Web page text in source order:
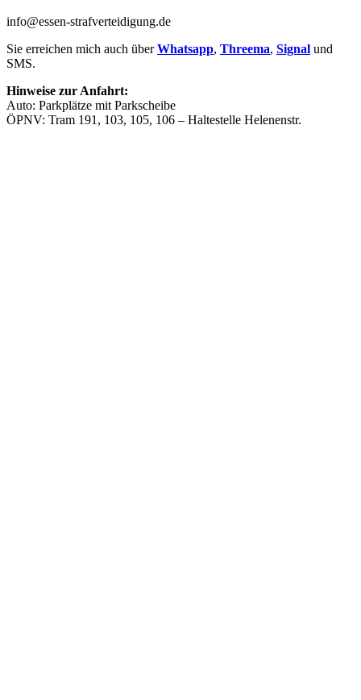
info@essen-strafverteidigung.de
Sie erreichen mich auch überWhatsapp, Threema, Signal und
SMS.
Hinweise zur Anfahrt:
Auto: Parkplätze mit Parkscheibe
ÖPNV: Tram 191, 103, 105, 106 – Haltestelle Helenenstr.